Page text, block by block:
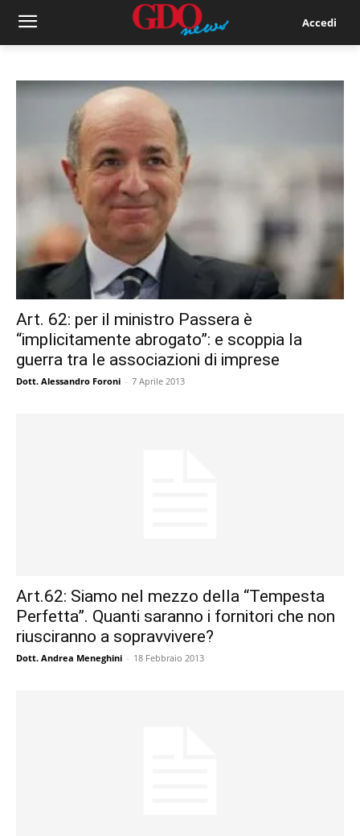
Accedi
Art. 62: per il ministro Passera è
“implicitamente abrogato”: e scoppia la
guerra tra le associazioni di imprese
Dott. Alessandro Foroni - 7 Aprile 2013
Art.62: Siamo nel mezzo della “Tempesta
Perfetta”. Quanti saranno i fornitori che non
riusciranno a sopravvivere?
Dott. Andrea Meneghini - 18 Febbraio 2013